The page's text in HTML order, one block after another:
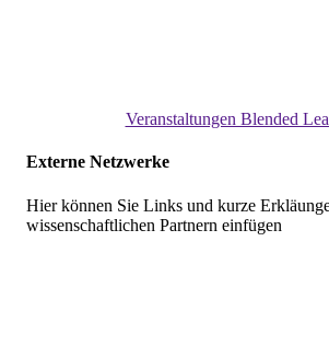
Veranstaltungen Blended
Externe Netzwerke
Hier können Sie Links und kurze
wissenschaftlichen Partnern einfügen